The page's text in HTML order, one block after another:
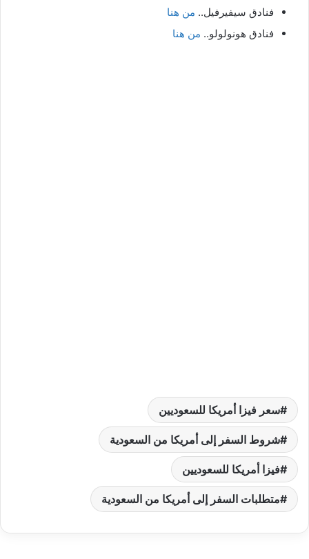
فنادق سيفيرفيل.. من هنا
فنادق هونولولو.. من هنا
سعر فيزا أمريكا للسعوديين
شروط السفر إلى أمريكا من السعودية
فيزا أمريكا للسعوديين
متطلبات السفر إلى أمريكا من السعودية